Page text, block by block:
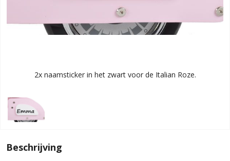
2x naamsticker in het zwart voor de Italian Roze.
Beschrijving